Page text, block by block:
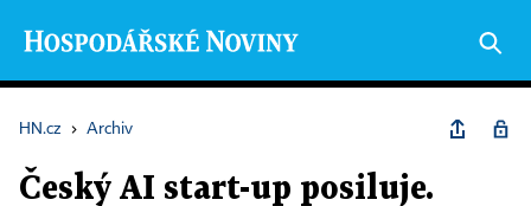
HN.cz › Archiv
Český AI start-up posiluje.